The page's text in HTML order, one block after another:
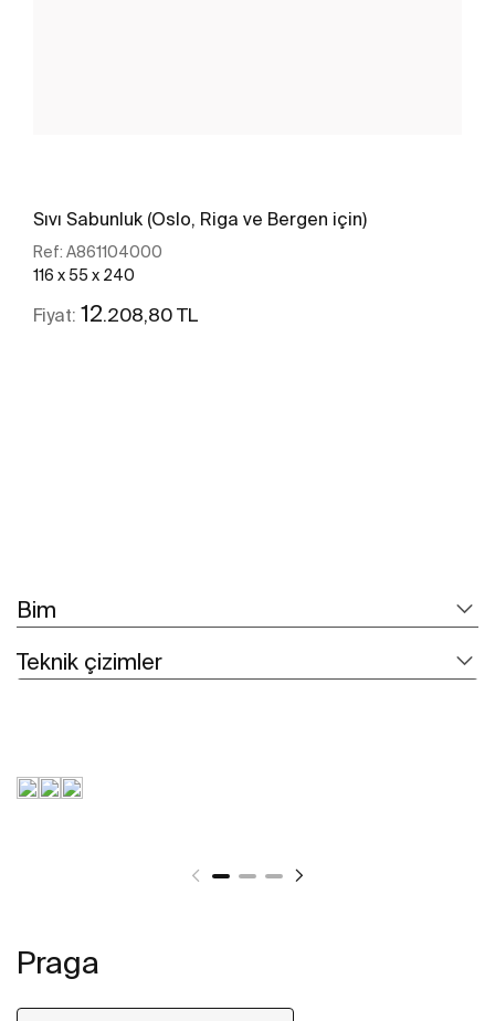
Sıvı Sabunluk (Oslo, Riga ve Bergen için)
Ref: A861104000
116 x 55 x 240
Fiyat: 12.208,80 TL
Bim
Teknik çizimler
Praga